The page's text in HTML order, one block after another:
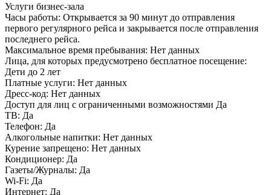
Услуги бизнес-зала
Часы работы: Открывается за 90 минут до отправления
первого регулярного рейса и закрывается после отправления
последнего рейса.
Максимальное время пребывания: Нет данных
Лица, для которых предусмотрено бесплатное посещение:
Дети до 2 лет
Платные услуги: Нет данных
Дресс-код: Нет данных
Доступ для лиц с ограниченными возможностями Да
ТВ: Да
Телефон: Да
Алкогольные напитки: Нет данных
Курение запрещено: Нет данных
Кондиционер: Да
Газеты/Журналы: Да
Wi-Fi: Да
Интернет: Да